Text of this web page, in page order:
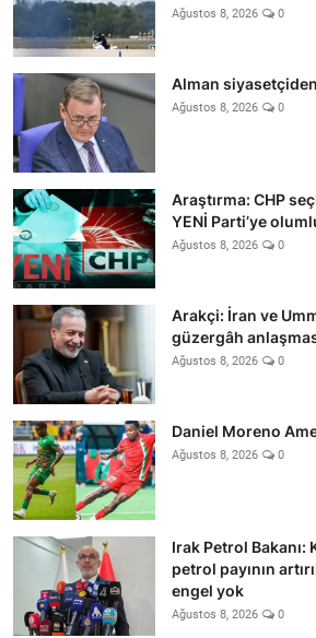
Ağustos 8, 2026 0
Alman
Ağustos 8, 2026 0
Araştırma: CHP
YENİ Parti’ye
Ağustos 8, 2026 0
Arakçi: İran ve
güzergâh
Ağustos 8, 2026 0
Daniel Moreno
Ağustos 8, 2026 0
Irak Petrol Bakanı:
petrol payının
engel yok
Ağustos 8, 2026 0